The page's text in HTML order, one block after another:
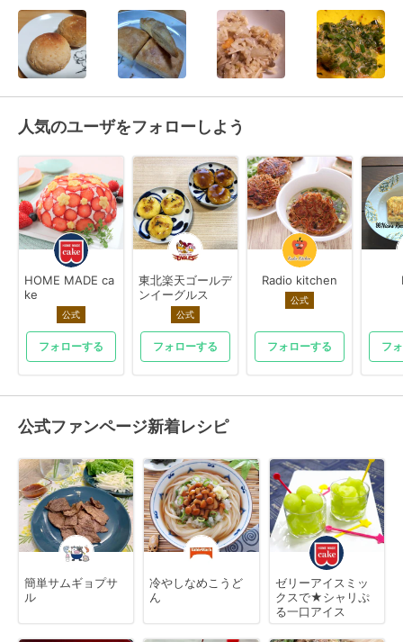
人気のユーザをフォローしよう
HOME MADE ca
ke
公式
フォローする
東北楽天ゴールデ
ンイーグルス
公式
フォローする
Radio kitchen
公式
フォローする フ
公式ファンページ新着レシピ
簡単サムギョプサ
ル
冷やしなめこうど
ん
ゼリーアイスミッ
クスで★シャリぷ
る一口アイス